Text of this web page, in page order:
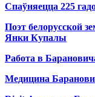
Спаўняецца 225
Поэт белорусской
Янки Купалы
Работа в
Медицина